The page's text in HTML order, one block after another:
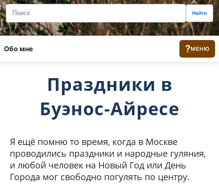
Найти
Обо мне ?МЕНЮ
Праздники в
Буэнос-Айресе
Я ещё помню то время, когда в Москве
проводились праздники и народные гуляния,
и любой человек на Новый Год или День
Города мог свободно погулять по центру.